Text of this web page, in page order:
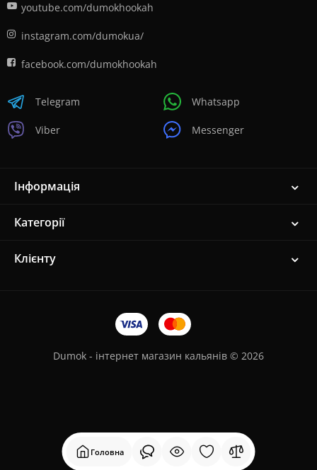
Головна
youtube.com/dumokhookah
instagram.com/dumokua/
facebook.com/dumokhookah
Telegram
Viber
Whatsapp
Messenger
Інформація
Категорії
Клієнту
Dumok - інтернет магазин кальянів © 2026